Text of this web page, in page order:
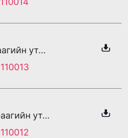
Та Багаагийн утсанд холбогдлоо
110013
Та Амраагийн утсанд холбогдлоо
110012